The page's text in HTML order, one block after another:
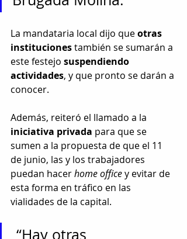
La mandataria local dijo que otras
instituciones también se sumarán a
este festejo suspendiendo
actividades, y que pronto se darán a
conocer.
Además, reiteró el llamado a la
iniciativa privada para que se
sumen a la propuesta de que el 11
de junio, las y los trabajadores
puedan hacer home office y evitar de
esta forma en tráfico en las
vialidades de la capital.
“Hay otras